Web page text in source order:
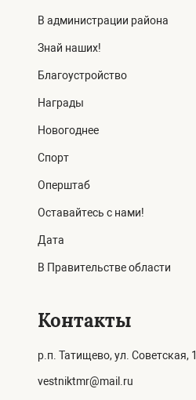
В администрации района
Знай наших!
Благоустройство
Награды
Новогоднее
Спорт
Оперштаб
Оставайтесь с нами!
Дата
В Правительстве области
Контакты
р.п. Татищево, ул. Советская,
vestniktmr@mail.ru